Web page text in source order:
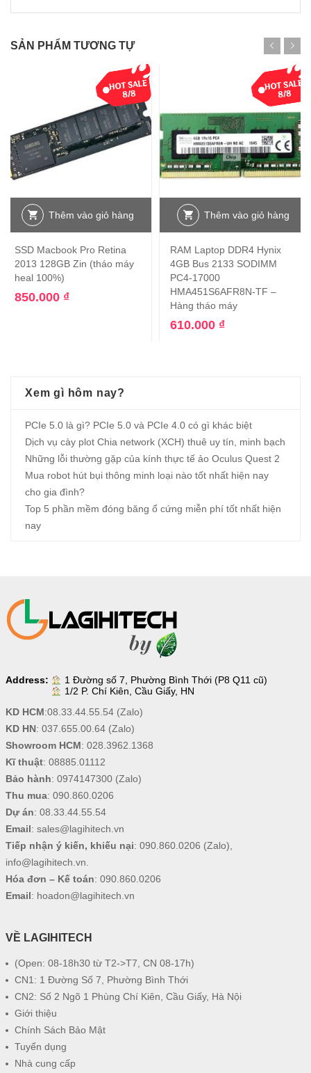
SẢN PHẨM TƯƠNG TỰ
Thêm vào giỏ hàng
SSD Macbook Pro Retina
2013 128GB Zin (tháo máy
heal 100%)
850.000 ₫
Thêm vào giỏ hàng
RAM Laptop DDR4 Hynix
4GB Bus 2133 SODIMM
PC4-17000
HMA451S6AFR8N-TF –
Hàng tháo máy
610.000 ₫
Xem gì hôm nay?
PCIe 5.0 là gì? PCIe 5.0 và PCIe 4.0 có gì khác biệt
Dịch vụ cày plot Chia network (XCH) thuê uy tín, minh bạch
Những lỗi thường gặp của kính thực tế ảo Oculus Quest 2
Mua robot hút bụi thông minh loại nào tốt nhất hiện nay
cho gia đình?
Top 5 phần mềm đóng băng ổ cứng miễn phí tốt nhất hiện
nay
Address:
1 Đường số 7, Phường Bình Thới (P8 Q11 cũ)
1/2 P. Chí Kiên, Cầu Giấy, HN
KD HCM:08.33.44.55.54(Zalo)
KD HN: 037.655.00.64(Zalo)
Showroom HCM: 028.3962.1368
Kĩ thuật: 08885.01112
Bảo hành: 0974147300(Zalo)
Thu mua: 090.860.0206
Dự án: 08.33.44.55.54
Email: sales@lagihitech.vn
Tiếp nhận ý kiến, khiếu nại: 090.860.0206 (Zalo),
info@lagihitech.vn
Hóa đơn – Kế toán: 090.860.0206
Email: hoadon@lagihitech.vn
VỀ LAGIHITECH
(Open: 08-18h30 từ T2->T7, CN 08-17h)
CN1: 1 Đường Số 7, Phường Bình Thới
CN2: Số 2 Ngõ 1 Phùng Chí Kiên, Cầu Giấy, Hà Nội
Giới thiệu
Chính Sách Bảo Mật
Tuyển dụng
Nhà cung cấp